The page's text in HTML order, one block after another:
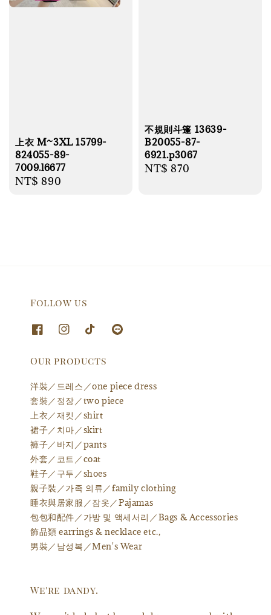
上衣 M~3XL 15799-
824055-89-
7009.l6677
Regular
NT$ 890
不規則斗篷 13639-
B20055-87-
6921.p3067
Regular
NT$ 870
Follow us
Our products
洋裝／드레스／one piece dress
套裝／정장／two piece
上衣／재킷／shirt
裙子／치마／skirt
褲子／바지／pants
外套／코트／coat
鞋子／구두／shoes
親子裝／가족 의류／family clothing
睡衣與居家服／잠옷／Pajamas
包包和配件／가방 및 액세서리／Bags & Accessories
飾品類 earrings & necklace etc.,
男裝／남성복／Men's Wear
We're dandy.